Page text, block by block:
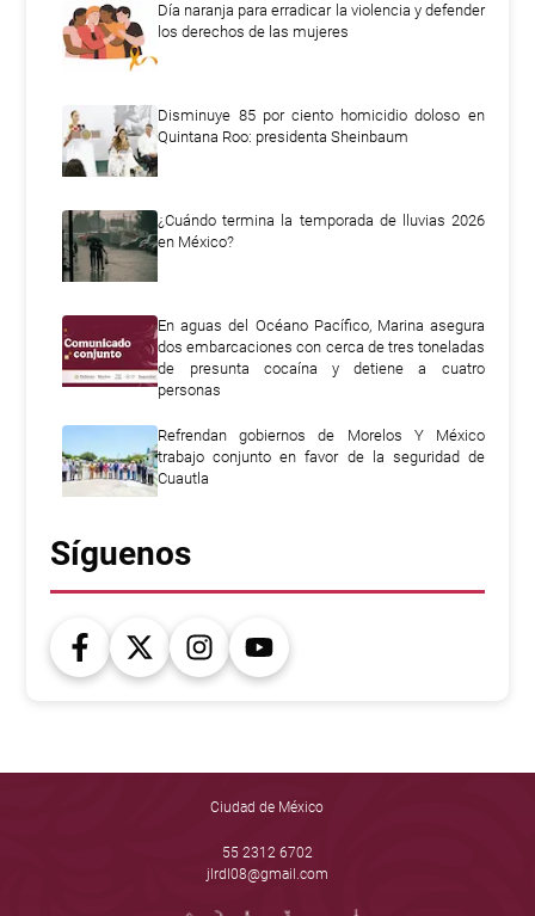
Día naranja para erradicar la violencia y defender
los derechos de las mujeres
Disminuye 85 por ciento homicidio doloso en
Quintana Roo: presidenta Sheinbaum
¿Cuándo termina la temporada de lluvias 2026
en México?
En aguas del Océano Pacífico, Marina asegura
dos embarcaciones con cerca de tres toneladas
de presunta cocaína y detiene a cuatro
personas
Refrendan gobiernos de Morelos Y México
trabajo conjunto en favor de la seguridad de
Cuautla
Síguenos
Ciudad de México
55 2312 6702
jlrdl08@gmail.com